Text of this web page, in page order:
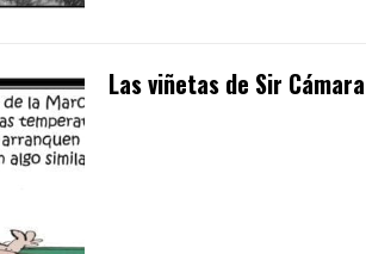
Las viñetas de Sir Cámara